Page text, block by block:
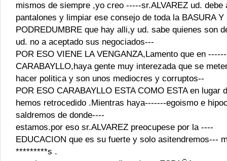
mismos de siempre ,yo creo -----sr.ALVAREZ ud. debe
pantalones y limpiar ese consejo de toda la BASURA
PODREDUMBRE que hay alli,y ud. sabe quienes son
ud. no a aceptado sus negociados---
POR ESO VIENE LA VENGANZA,Lamento que en
CARABAYLLO,haya gente muy interezada que se
hacer politica y son unos mediocres y corruptos--
POR ESO CARABAYLLO ESTA COMO ESTA en lugar
hemos retrocedido .Mientras haya-------egoismo e
saldremos de donde----
estamos.por eso sr.ALVAREZ preocupese por la ----
EDUCACION que es su fuerte y solo asitendremos---
*********s .